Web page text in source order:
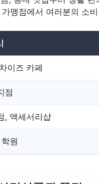
맹점에서 여러분의 소
이즈 카페
점
, 액세서리샵
원